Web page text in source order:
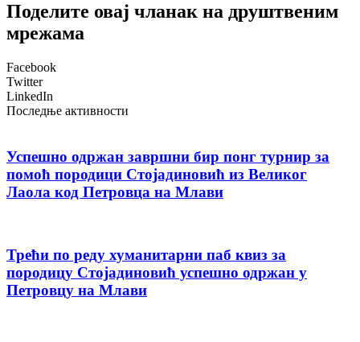
Поделите овај чланак на друштвеним
мрежама
Facebook
Twitter
LinkedIn
Последње активности
Успешно одржан завршни бир понг турнир за
помоћ породици Стојадиновић из Великог
Лаола код Петровца на Млави
Трећи по реду хуманитарни паб квиз за
породицу Стојадиновић успешно одржан у
Петровцу на Млави